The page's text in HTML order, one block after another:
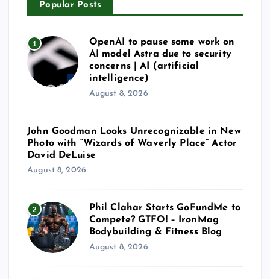
Popular Posts
1
OpenAI to pause some work on
AI model Astra due to security
concerns | AI (artificial
intelligence)
August 8, 2026
John Goodman Looks Unrecognizable in New
Photo with “Wizards of Waverly Place” Actor
David DeLuise
August 8, 2026
2
Phil Clahar Starts GoFundMe to
Compete? GTFO! – IronMag
Bodybuilding & Fitness Blog
August 8, 2026